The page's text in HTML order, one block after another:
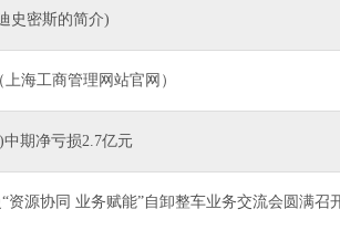
史密斯的简介)
海工商管理网站官网）
中期净亏损2.7亿元
资源协同 业务赋能”自卸整车业务交流会圆满召